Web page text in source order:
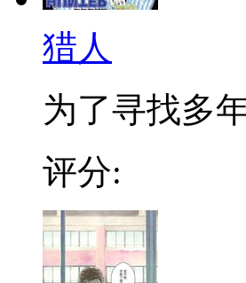
猎人
为了寻找多
评分: